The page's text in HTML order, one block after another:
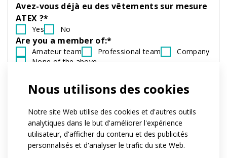
Nous utilisons des cookies
Notre site Web utilise des cookies et d'autres outils
analytiques dans le but d'améliorer l'expérience
utilisateur, d'afficher du contenu et des publicités
personnalisés et d'analyser le trafic du site Web.
Avez-vous déjà eu des vêtements sur mesure
ATEX ?*
Yes No
Are you a member of:*
Amateur team Professional team
Company
None of the above
name?
Quel est le nombre approximatif de
personnes pour lesquelles nous produirions
les vêtements ?*
1-4 5-10 11-50
plus de 50
centaines de pièces
Quand auriez-vous besoin que nous